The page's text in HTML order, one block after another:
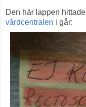
Den här lappen
vårdcentralen i går: